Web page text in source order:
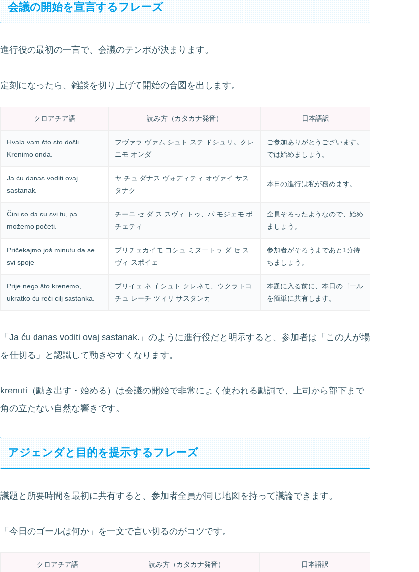
会議の開始を宣言するフレーズ
進行役の最初の一言で、会議のテンポが決まります。
定刻になったら、雑談を切り上げて開始の合図を出します。
クロアチア語 読み方（カタカナ発音） 日本語訳
Hvala vam što ste došli.
Krenimo onda.
フヴァラ ヴァム シュト ステ ドシュリ。クレ
ニモ オンダ
ご参加ありがとうございます。
では始めましょう。
Ja ću danas voditi ovaj
sastanak.
ヤ チュ ダナス ヴォディティ オヴァイ サス
タナク
本日の進行は私が務めます。
Čini se da su svi tu, pa
možemo početi.
チーニ セ ダ ス スヴィ トゥ、パ モジェモ ポ
チェティ
全員そろったようなので、始め
ましょう。
Pričekajmo još minutu da se
svi spoje.
プリチェカイモ ヨシュ ミヌートゥ ダ セ ス
ヴィ スポイェ
参加者がそろうまであと1分待
ちましょう。
Prije nego što krenemo,
ukratko ću reći cilj sastanka.
プリイェ ネゴ シュト クレネモ、ウクラトコ
チュ レーチ ツィリ サスタンカ
本題に入る前に、本日のゴール
を簡単に共有します。
「Ja ću danas voditi ovaj sastanak.」のように進行役だと明示すると、参加者は「この人が場
を仕切る」と認識して動きやすくなります。
krenuti（動き出す・始める）は会議の開始で非常によく使われる動詞で、上司から部下まで
角の立たない自然な響きです。
アジェンダと目的を提示するフレーズ
議題と所要時間を最初に共有すると、参加者全員が同じ地図を持って議論できます。
「今日のゴールは何か」を一文で言い切るのがコツです。
クロアチア語 読み方（カタカナ発音） 日本語訳